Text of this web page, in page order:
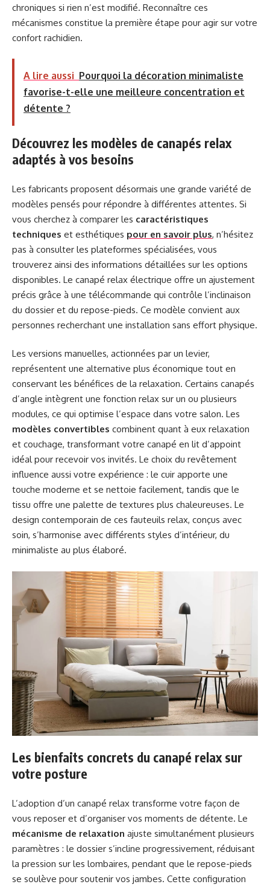
chroniques si rien n’est modifié. Reconnaître ces
mécanismes constitue la première étape pour agir sur votre
confort rachidien.
A lire aussi Pourquoi la décoration minimaliste
favorise-t-elle une meilleure concentration et
détente ?
Découvrez les modèles de canapés relax
adaptés à vos besoins
Les fabricants proposent désormais une grande variété de
modèles pensés pour répondre à différentes attentes. Si
vous cherchez à comparer les caractéristiques
techniques et esthétiques pour en savoir plus, n’hésitez
pas à consulter les plateformes spécialisées, vous
trouverez ainsi des informations détaillées sur les options
disponibles. Le canapé relax électrique offre un ajustement
précis grâce à une télécommande qui contrôle l’inclinaison
du dossier et du repose-pieds. Ce modèle convient aux
personnes recherchant une installation sans effort physique.
Les versions manuelles, actionnées par un levier,
représentent une alternative plus économique tout en
conservant les bénéfices de la relaxation. Certains canapés
d’angle intègrent une fonction relax sur un ou plusieurs
modules, ce qui optimise l’espace dans votre salon. Les
modèles convertibles combinent quant à eux relaxation
et couchage, transformant votre canapé en lit d’appoint
idéal pour recevoir vos invités. Le choix du revêtement
influence aussi votre expérience : le cuir apporte une
touche moderne et se nettoie facilement, tandis que le
tissu offre une palette de textures plus chaleureuses. Le
design contemporain de ces fauteuils relax, conçus avec
soin, s’harmonise avec différents styles d’intérieur, du
minimaliste au plus élaboré.
Les bienfaits concrets du canapé relax sur
votre posture
L’adoption d’un canapé relax transforme votre façon de
vous reposer et d’organiser vos moments de détente. Le
mécanisme de relaxation ajuste simultanément plusieurs
paramètres : le dossier s’incline progressivement, réduisant
la pression sur les lombaires, pendant que le repose-pieds
se soulève pour soutenir vos jambes. Cette configuration